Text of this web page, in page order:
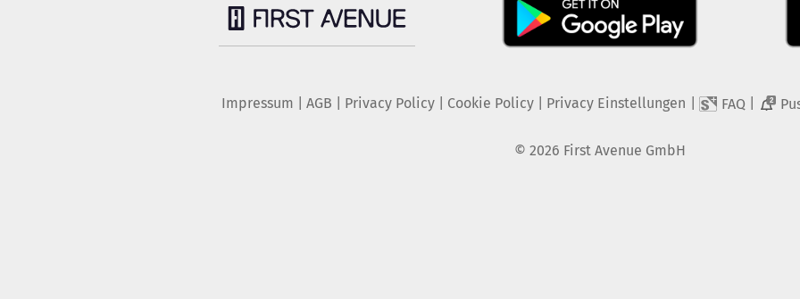
Impressum AGB Privacy Policy| Cookie Policy| Privacy Einstellungen FAQ 2
© 2026 First Avenue GmbH